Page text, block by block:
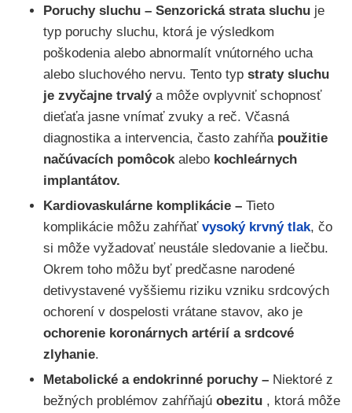
Poruchy sluchu – Senzorická strata sluchu je
typ poruchy sluchu, ktorá je výsledkom
poškodenia alebo abnormalít vnútorného ucha
alebo sluchového nervu. Tento typ straty sluchu
je zvyčajne trvalýa môže ovplyvniť schopnosť
dieťaťa jasne vnímať zvuky a reč. Včasná
diagnostika a intervencia, často zahŕňa použitie
načúvacích pomôcok alebo kochleárnych
implantátov.
Kardiovaskulárne komplikácie – Tieto
komplikácie môžu zahŕňať vysoký krvný tlak, čo
si môže vyžadovať neustále sledovanie a liečbu.
Okrem toho môžu byť predčasne narodené
detivystavené vyššiemu riziku vzniku srdcových
ochorení v dospelosti vrátane stavov, ako je
ochorenie koronárnych artérií a srdcové
zlyhanie.
Metabolické a endokrinné poruchy – Niektoré z
bežných problémov zahŕňajú obezitu , ktorá môže